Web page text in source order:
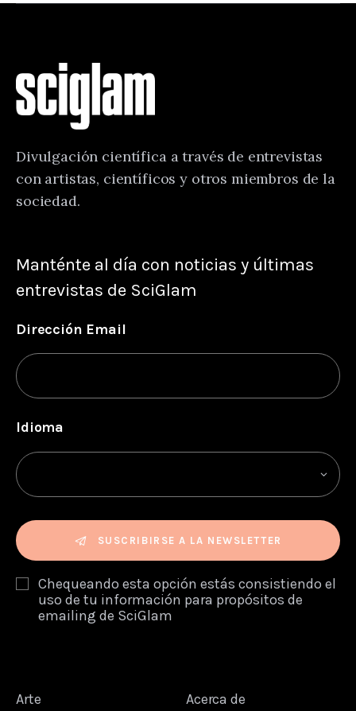
Divulgación científica a través de entrevistas
con artistas, científicos y otros miembros de la
sociedad.
Manténte al día con noticias y últimas
entrevistas de SciGlam
Dirección Email
Idioma
SUSCRIBIRSE A LA NEWSLETTER
Chequeando esta opción estás consistiendo el
uso de tu información para propósitos de
emailing de SciGlam
Arte Acerca de